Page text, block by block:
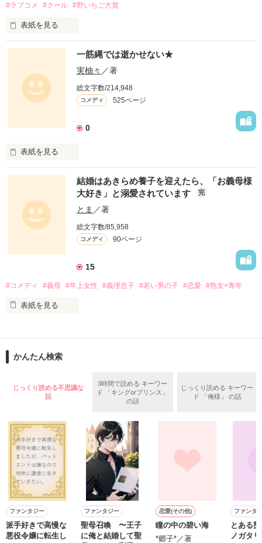
#ラブコメ
#クール #野いちご大賞
表紙を見る
「ねぇ、藤く〜ん！」
「……」
「ねぇねぇ〜、藤く〜ん！」
「っうるさい！俺の近くに寄ってくんな」
どんなに冷たくされても
私は藤くんが大好きなんです。
読者数378名100万PV突破(2015.05.12)
読者数668名200万PV突破(2015.06.18)
読者数819名300万PV突破(2015.07.30)
読者数960名400万PV突破(2015.09.06)
読者数1104名500万PV突破(2015.11.09)
一筋縄では逝かせない★
実柚々 ／著
総文字数/214,948
コメディ 525ページ
0
表紙を見る
一本の川から始まった
昔々の物語・・・
実柚々の初作品！！
はたまた
恋愛なのか・・・
どうぞ、
興味のある方は
あなたを
不思議な世界に
お連れします。
これ見て１人、
にやけっちゃってくださいなっ♪
結婚はあきらめ養子を迎えたら、「お義母様
大好き」と溺愛されています
完
とま ／著
総文字数/85,958
コメディ 90ページ
15
#コメディ #義母 #年上女性 #義理息子 #若い男の子 #恋愛 #熟女×青年
表紙を見る
「女に公爵が務まるものか」
と、ろくでもない縁談は後を絶たない。
結婚して世継ぎを産むことを考えるのはやめました。
養子を迎えれば、問題ないですよね？
養子候補として執事連れてきた子どもは思ったより大きな子供
でした。
１８歳熟女好きと３０歳の女公爵が織りなすコメディ！
かんたん検索
じっくり読める不思議な
話
3時間で読める キーワー
ド 「キングorプリンス」
の話
じっくり読める キーワー
ド 「俺様」 の話
ファンタジー
派手好きで高慢な
悪役令嬢に転生し
ファンタジー
聖母召喚 〜王子
に俺と結婚して聖
恋愛(その他)
瞳の中の碧い海
*郷子*／著
ファンタ
とある
ノガタ